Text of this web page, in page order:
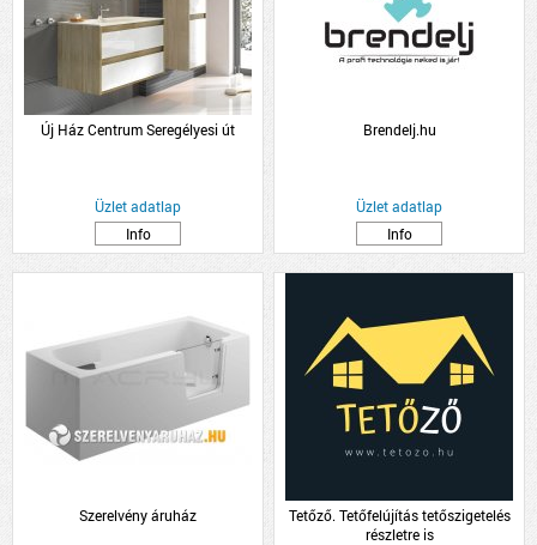
Új Ház Centrum Seregélyesi út
Üzlet adatlap
Info
Brendelj.hu
Üzlet adatlap
Info
Szerelvény áruház
Tetőző. Tetőfelújítás tetőszigetelés
részletre is